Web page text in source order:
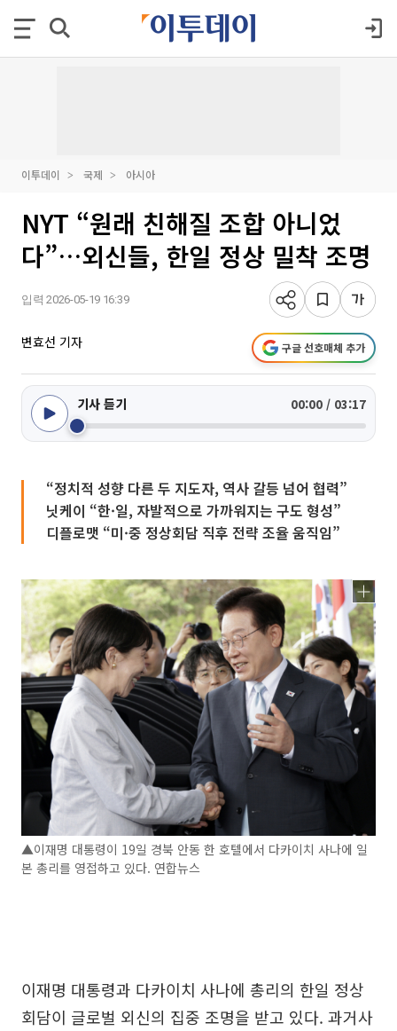
이투데이 국제 아시아
NYT “원래 친해질 조합 아니었
다”…외신들, 한일 정상 밀착 조명
입력 2026-05-19 16:39
변효선 기자 구글 선호매체 추가
기사 듣기 00:00 / 03:17
“정치적 성향 다른 두 지도자, 역사 갈등 넘어 협력”
닛케이 “한·일, 자발적으로 가까워지는 구도 형성”
디플로맷 “미·중 정상회담 직후 전략 조율 움직임”
▲이재명 대통령이 19일 경북 안동 한 호텔에서 다카이치 사나에 일
본 총리를 영접하고 있다. 연합뉴스
이재명 대통령과 다카이치 사나에 총리의 한일 정상
회담이 글로벌 외신의 집중 조명을 받고 있다. 과거사